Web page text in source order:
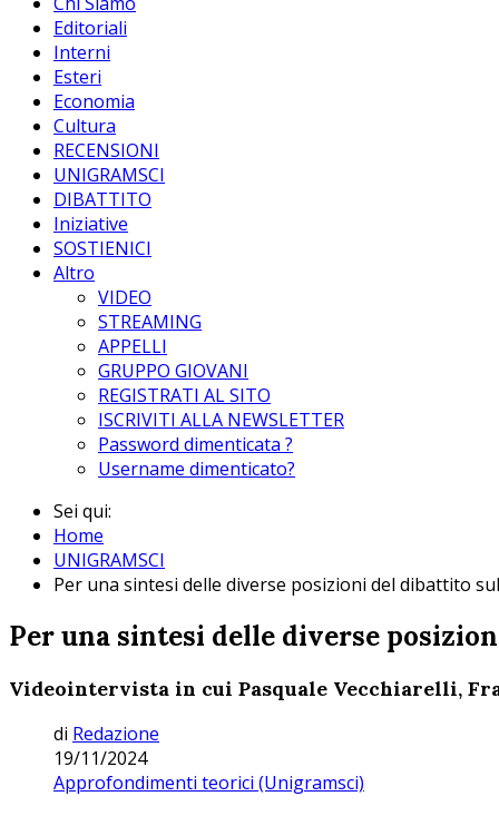
Editoriali
Interni
Esteri
Economia
Cultura
RECENSIONI
UNIGRAMSCI
DIBATTITO
Iniziative
SOSTIENICI
Altro
VIDEO
STREAMING
APPELLI
GRUPPO GIOVANI
REGISTRATI AL SITO
ISCRIVITI ALLA NEWSLETTER
Password dimenticata ?
Username dimenticato?
Sei qui:
Home
UNIGRAMSCI
Per una sintesi delle diverse posizioni del dibattito
Per una sintesi delle diverse
Videointervista in cui Pasquale Vecchiarelli,
di Redazione
19/11/2024
Approfondimenti teorici (Unigramsci)